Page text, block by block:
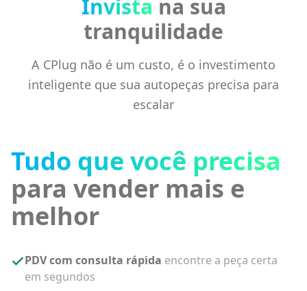
Invista na sua
tranquilidade
A CPlug não é um custo, é o investimento
inteligente que sua autopeças precisa para
escalar
Tudo que você precisa
para vender mais e
melhor
PDV com consulta rápida encontre a peça certa
em segundos